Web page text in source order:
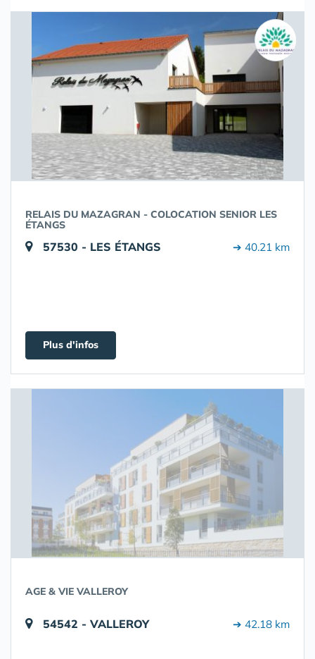
RELAIS DU MAZAGRAN - COLOCATION SENIOR LES
ÉTANGS
57530 - LES ÉTANGS ➔ 40.21 km
Plus d'infos
AGE & VIE VALLEROY
54542 - VALLEROY ➔ 42.18 km